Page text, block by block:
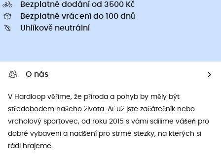
Bezplatné dodání od 3500 Kč
Bezplatné vrácení do 100 dnů
Uhlíkově neutrální
O nás
V Hardloop věříme, že příroda a pohyb by měly být
středobodem našeho života. Ať už jste začátečník nebo
vrcholový sportovec, od roku 2015 s vámi sdílíme vášeň pro
dobré vybavení a nadšení pro strmé stezky, na kterých si
rádi hrajeme.